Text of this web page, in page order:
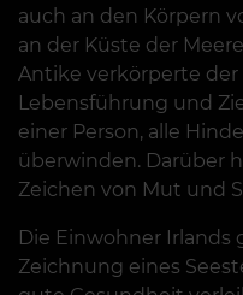
auch an den Körpern
an der Küste der
Antike verkörperte der
Lebensführung und
einer Person, alle
überwinden. Darüber
Zeichen von Mut und
Die Einwohner Irlands
Zeichnung eines